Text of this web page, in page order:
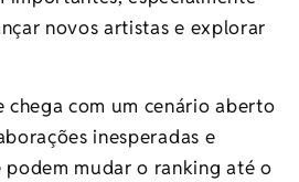
novos artistas e explorar
chega com um cenário aberto
inesperadas e
podem mudar o ranking até o